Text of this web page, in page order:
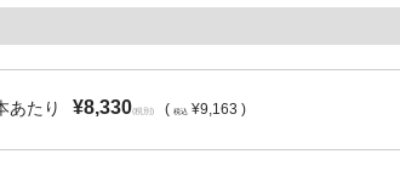
あたり ¥8,330(税別) ( 税込 ¥9,163 )